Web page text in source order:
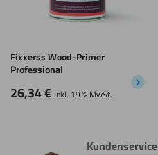
Fixxerss Wood-Primer
Professional
26,34€ inkl. 19 % MwSt.
Kundenservice